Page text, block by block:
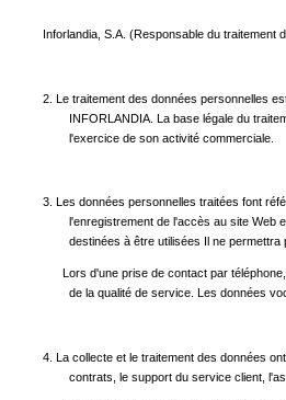
Inforlandia, S.A. (Responsable du
2. Le traitement des données personnelles
INFORLANDIA. La base légale du
l'exercice de son activité commerciale.
3. Les données personnelles traitées font
l'enregistrement de l'accès au site Web
destinées à être utilisées Il ne
Lors d'une prise de contact par téléphone,
de la qualité de service. Les données
4. La collecte et le traitement des données
contrats, le support du service client,